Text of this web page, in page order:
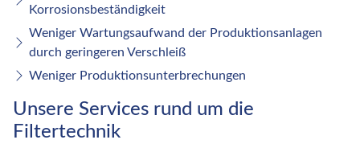
Korrosionsbeständigkeit
Weniger Wartungsaufwand der Produktionsanlagen
durch geringeren Verschleiß
Weniger Produktionsunterbrechungen
Unsere Services rund um die
Filtertechnik